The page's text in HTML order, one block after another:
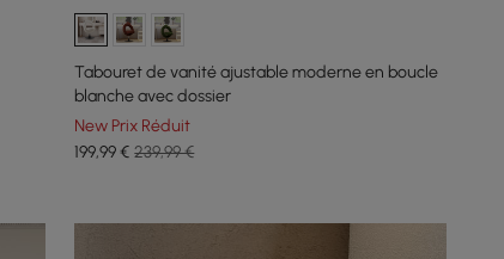
Tabouret de vanité ajustable moderne en boucle
blanche avec dossier
New Prix Réduit
199,99€ 239,99 €